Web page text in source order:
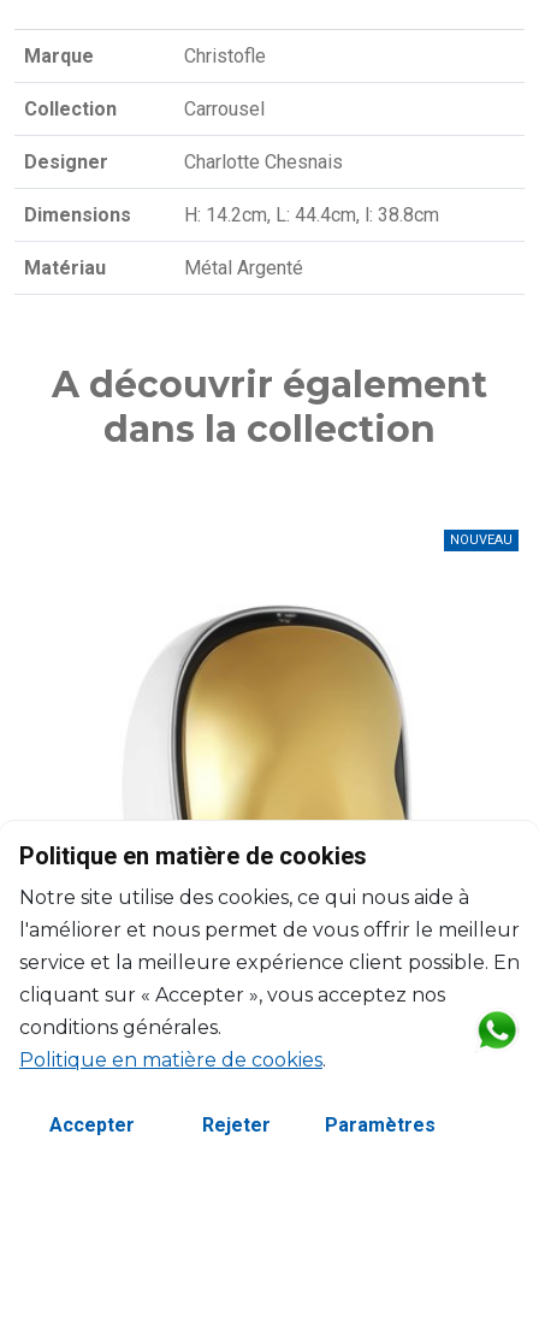
Marque Christofle
Collection Carrousel
Designer Charlotte Chesnais
Dimensions H: 14.2cm, L: 44.4cm, l: 38.8cm
Matériau Métal Argenté
A découvrir également
dans la collection
NOUVEAU
CHRISTOFLE
Politique en matière de cookies
Notre site utilise des cookies, ce qui nous aide à
l'améliorer et nous permet de vous offrir le meilleur
service et la meilleure expérience client possible. En
cliquant sur « Accepter », vous acceptez nos
conditions générales.
Politique en matière de cookies.
Accepter Rejeter Paramètres